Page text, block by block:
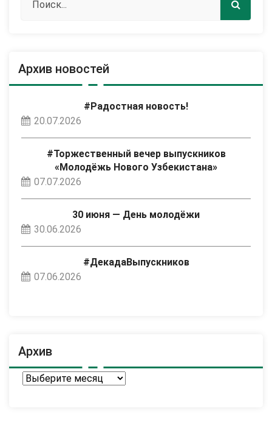
Архив новостей
#Радостная новость!
20.07.2026
#Торжественный вечер выпускников
«Молодёжь Нового Узбекистана»
07.07.2026
30 июня — День молодёжи
30.06.2026
#ДекадаВыпускников
07.06.2026
Архив
Архив